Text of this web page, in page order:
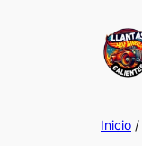
Inicio /